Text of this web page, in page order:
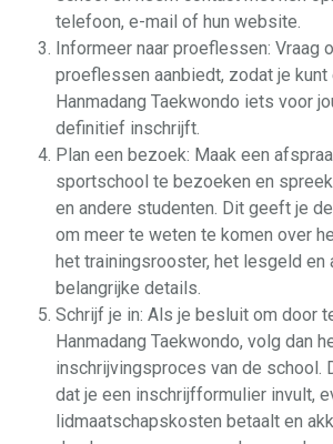
telefoon, e-mail of hun website.
Informeer naar proeflessen: Vraag
proeflessen aanbiedt, zodat je kunt
Hanmadang Taekwondo iets voor
definitief inschrijft.
Plan een bezoek: Maak een
sportschool te bezoeken en
en andere studenten. Dit geeft je
om meer te weten te komen over
het trainingsrooster, het lesgeld en
belangrijke details.
Schrijf je in: Als je besluit om door
Hanmadang Taekwondo, volg dan
inschrijvingsproces van de school.
dat je een inschrijfformulier invult,
lidmaatschapskosten betaalt en